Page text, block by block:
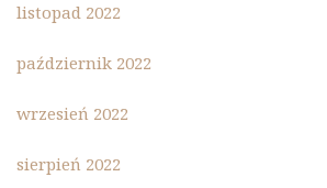
listopad 2022
październik 2022
wrzesień 2022
sierpień 2022